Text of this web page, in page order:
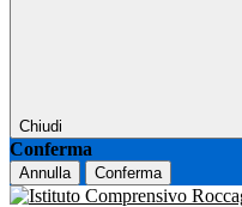
Chiudi
Conferma
Annulla Conferma